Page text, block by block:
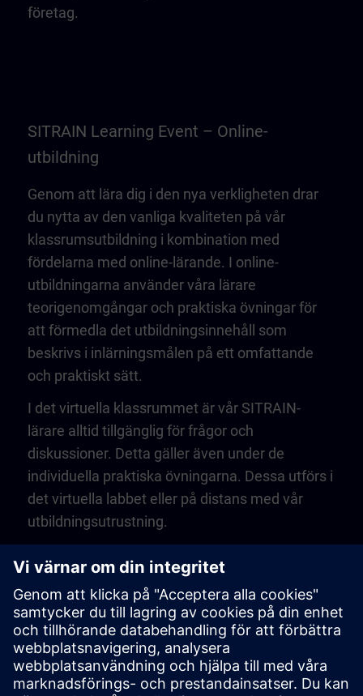
företag.
SITRAIN Learning Event – Online-
utbildning
Genom att lära dig i den nya verkligheten drar
du nytta av den vanliga kvaliteten på vår
klassrumsutbildning i kombination med
fördelarna med online-lärande. I online-
utbildningarna använder våra lärare
teorigenomgångar och praktiska övningar för
att förmedla det utbildningsinnehåll som
beskrivs i inlärningsmålen på ett omfattande
och praktiskt sätt.
I det virtuella klassrummet är vår SITRAIN-
lärare alltid tillgänglig för frågor och
diskussioner. Detta gäller även under de
individuella praktiska övningarna. Dessa utförs i
det virtuella labbet eller på distans med vår
utbildningsutrustning.
Play